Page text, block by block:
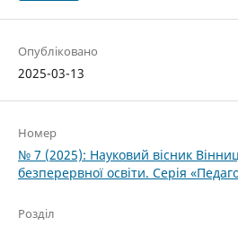
Опубліковано
2025-03-13
Номер
№ 7 (2025): Науковий вісник
безперервної освіти. Серія
Розділ